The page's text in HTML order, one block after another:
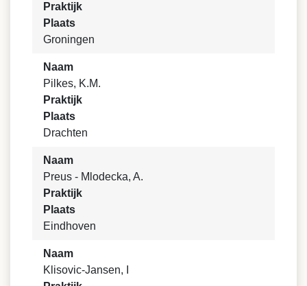
Praktijk
Plaats
Groningen
Naam
Pilkes, K.M.
Praktijk
Plaats
Drachten
Naam
Preus - Mlodecka, A.
Praktijk
Plaats
Eindhoven
Naam
Klisovic-Jansen, I